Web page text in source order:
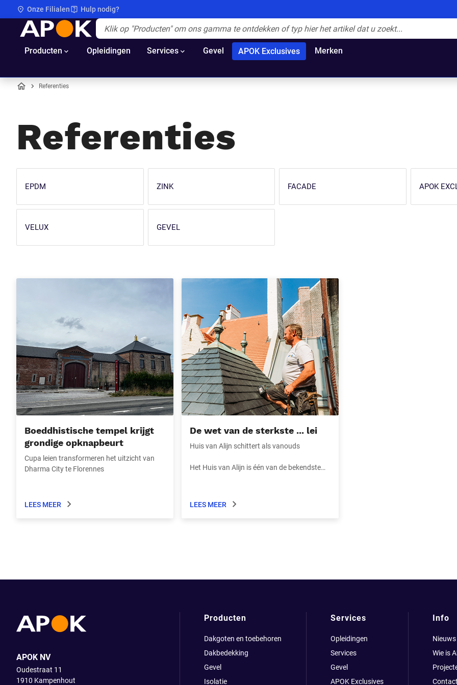
Onze Filialen Hulp nodig?
APOK
Producten Opleidingen Services Gevel APOK Exclusives Merken
Referenties
Referenties
EPDM ZINK FACADE APOK
VELUX GEVEL
Boeddhistische tempel krijgt grondige opknapbeurt
Boeddhistische tempel krijgt
grondige opknapbeurt
Cupa leien transformeren het uitzicht van
Dharma City te Florennes
LEES MEER
De wet van de sterkste ... lei
De wet van de sterkste ... lei
Huis van Alijn schittert als vanouds
Het Huis van Alijn is één van de bekendste
1363 als kinderziekenhuis. Vandaag is het
LEES MEER
APOK NV
Oudestraat 11
1910 Kampenhout
Producten
Dakgoten en toebehoren
Dakbedekking
Gevel
Isolatie
Services
Opleidingen
Services
Gevel
APOK Exclusives
Info
Nieuws
Wie is
Contact